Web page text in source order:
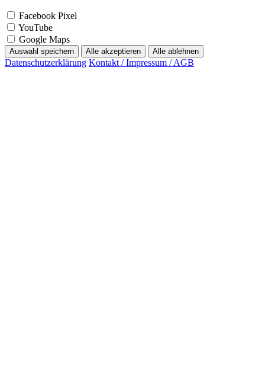
Facebook Pixel
YouTube
Google Maps
Auswahl speichern Alle akzeptieren Alle ablehnen
Datenschutzerklärung Kontakt / Impressum / AGB